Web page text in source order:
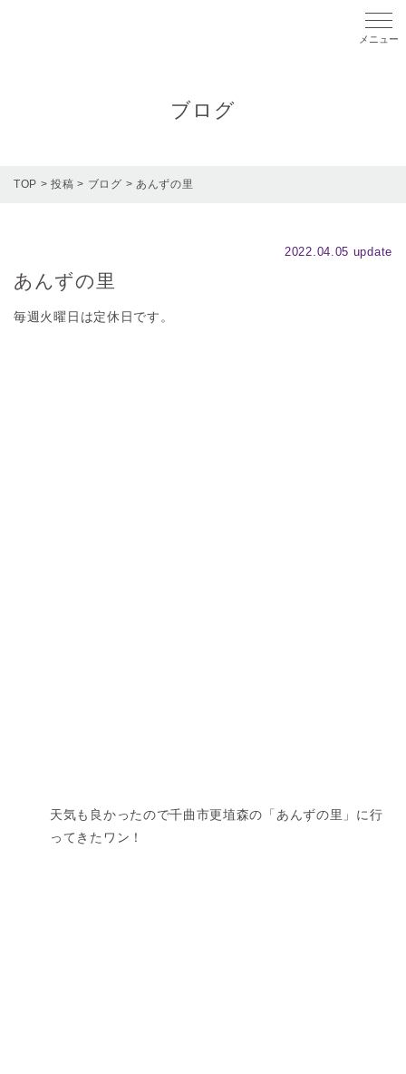
メニ
ブログ
TOP >投稿 > ブログ > あんずの里
2022.04.05 update
あんずの里
毎週火曜日は定休日です。
天気も良かったので千曲市更埴森の「あんずの里」に行
ってきたワン！